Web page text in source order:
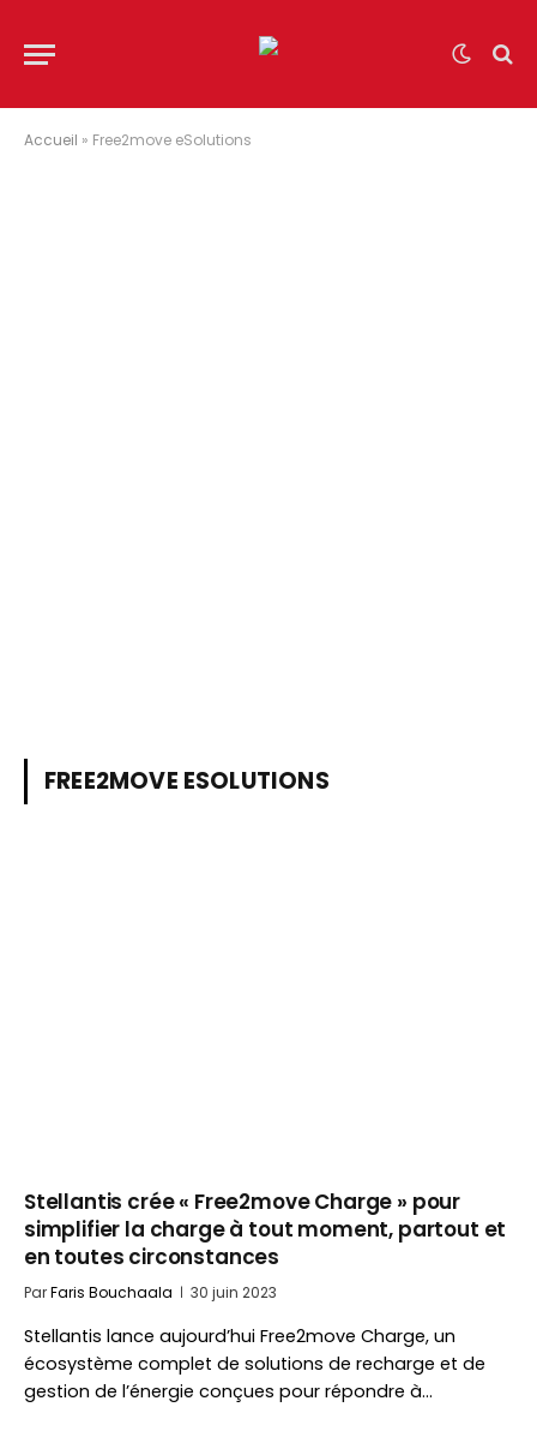
Accueil » Free2move eSolutions
FREE2MOVE ESOLUTIONS
Stellantis crée « Free2move Charge » pour
simplifier la charge à tout moment, partout et
en toutes circonstances
ParFaris Bouchaala 30 juin 2023
Stellantis lance aujourd’hui Free2move Charge, un
écosystème complet de solutions de recharge et de
gestion de l’énergie conçues pour répondre à…